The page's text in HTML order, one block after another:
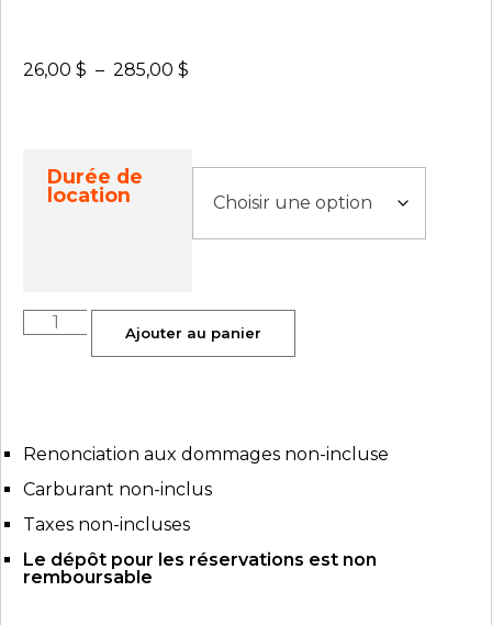
26,00 $ – 285,00 $
Durée de
location
Ajouter au panier
Renonciation aux dommages non-incluse
Carburant non-inclus
Taxes non-incluses
Le dépôt pour les réservations est non
remboursable